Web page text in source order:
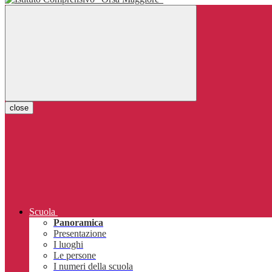
close
Scuola
Panoramica
Presentazione
I luoghi
Le persone
I numeri della scuola